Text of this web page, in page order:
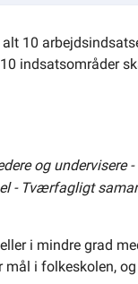
10
indsatsområder
og undervisere
- Tværfagligt
i mindre grad
i folkeskolen,